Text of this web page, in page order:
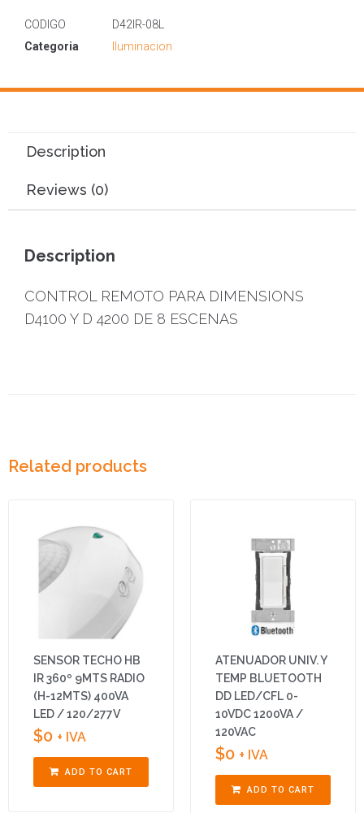
CODIGO
D42IR-08L
Categoria
Iluminacion
Description
Reviews (0)
Description
CONTROL REMOTO PARA DIMENSIONS
D4100 Y D 4200 DE 8 ESCENAS
Related products
SENSOR TECHO HB
IR 360º 9MTS RADIO
(H-12MTS) 400VA
LED / 120/277V
$0 + IVA
ADD TO CART
ATENUADOR UNIV. Y
TEMP BLUETOOTH
DD LED/CFL 0-
10VDC 1200VA /
120VAC
$0 + IVA
ADD TO CART